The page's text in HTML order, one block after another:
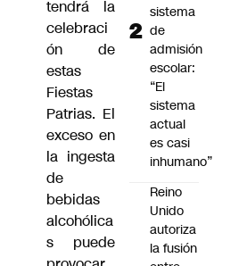
tendrá la
celebraci
ón de
estas
Fiestas
Patrias. El
exceso en
la ingesta
de
bebidas
alcohólica
s puede
sistema
de
admisión
escolar:
“El
sistema
actual
es casi
inhumano”
Reino
Unido
autoriza
la fusión